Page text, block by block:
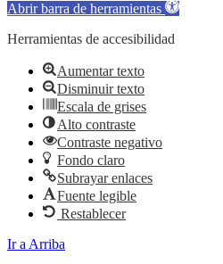
Abrir barra de herramientas
Herramientas de accesibilidad
Aumentar texto
Disminuir texto
Escala de grises
Alto contraste
Contraste negativo
Fondo claro
Subrayar enlaces
Fuente legible
Restablecer
Ir a Arriba